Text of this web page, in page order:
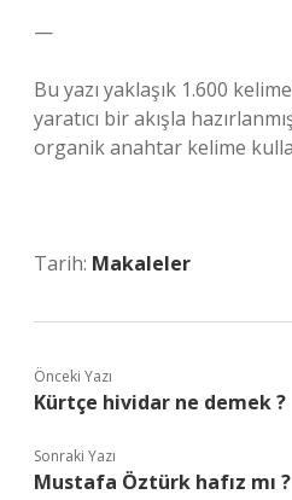
—
Bu yazı yaklaşık 1.600
yaratıcı bir akışla
organik anahtar kelime
Tarih: Makaleler
Önceki Yazı
Kürtçe hividar ne demek ?
Sonraki Yazı
Mustafa Öztürk hafız mı ?